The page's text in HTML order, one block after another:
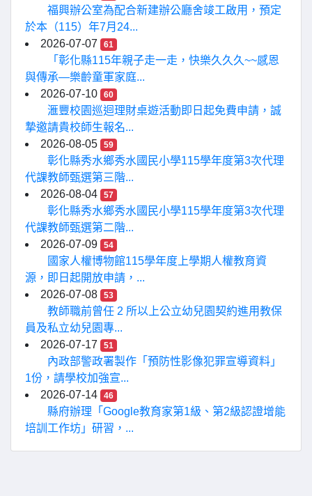
福興辦公室為配合新建辦公廳舍竣工啟用，預定
於本（115）年7月24...
2026-07-07
61
「彰化縣115年親子走一走，快樂久久久~~感恩
與傳承—樂齡童軍家庭...
2026-07-10
60
滙豐校園巡迴理財桌遊活動即日起免費申請，誠
摯邀請貴校師生報名...
2026-08-05
59
彰化縣秀水鄉秀水國民小學115學年度第3次代理
代課教師甄選第三階...
2026-08-04
57
彰化縣秀水鄉秀水國民小學115學年度第3次代理
代課教師甄選第二階...
2026-07-09
54
國家人權博物館115學年度上學期人權教育資
源，即日起開放申請，...
2026-07-08
53
教師職前曾任 2 所以上公立幼兒園契約進用教保
員及私立幼兒園專...
2026-07-17
51
內政部警政署製作「預防性影像犯罪宣導資料」
1份，請學校加強宣...
2026-07-14
46
縣府辦理「Google教育家第1級、第2級認證增能
培訓工作坊」研習，...